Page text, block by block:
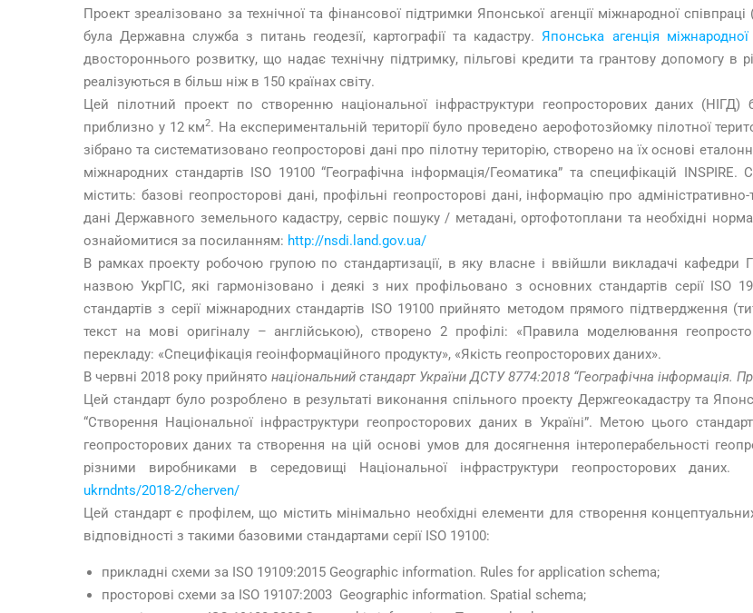
Проект зреалізовано за технічної та фінансової підтримки Японської агенції міжнародної
була Державна служба з питань геодезії, картографії та кадастру.Японська агенція міжнародної
двостороннього розвитку, що надає технічну підтримку, пільгові кредити та грантову допомогу в
реалізуються в більш ніж в 150 країнах світу.
Цей пілотний проект по створенню національної інфраструктури геопросторових даних
приблизно у 12 км2. На експериментальній території було проведено аерофотозйомку пілотної
зібрано та систематизовано геопросторові дані про пілотну територію, створено на їх основі
міжнародних стандартів ISO 19100 “Географічна інформація/Геоматика” та специфікацій
містить: базові геопросторові дані, профільні геопросторові дані, інформацію про
дані Державного земельного кадастру, сервіс пошуку / метадані, ортофотоплани та необхідні
ознайомитися за посиланням: http://nsdi.land.gov.ua/
В рамках проекту робочою групою по стандартизації, в яку власне і ввійшли викладачі кафедри
назвою УкрГІС, які гармонізовано і деякі з них профільовано з основних стандартів серії ISO
стандартів з серії міжнародних стандартів ISO 19100 прийнято методом прямого підтвердження
текст на мові оригіналу – англійською), створено 2 профілі: «Правила моделювання
перекладу: «Специфікація геоінформаційного продукту», «Якість геопросторових даних».
В червні 2018 року прийнято національний стандарт України ДСТУ 8774:2018 “Географічна інформація.
Цей стандарт було розроблено в результаті виконання спільного проекту Держгеокадастру та
“Створення Національної інфраструктури геопросторових даних в Україні”. Метою цього
геопросторових даних та створення на цій основі умов для досягнення інтероперабельності
різними виробниками в середовищі Національної інфраструктури геопросторових даних.
ukrndnts/2018-2/cherven/
Цей стандарт є профілем, що містить мінімально необхідні елементи для створення
відповідності з такими базовими стандартами серії ISO 19100:
прикладні схеми за ISO 19109:2015 Geographic information. Rules for application schema;
просторові схеми за ISO 19107:2003 Geographic information. Spatial schema;